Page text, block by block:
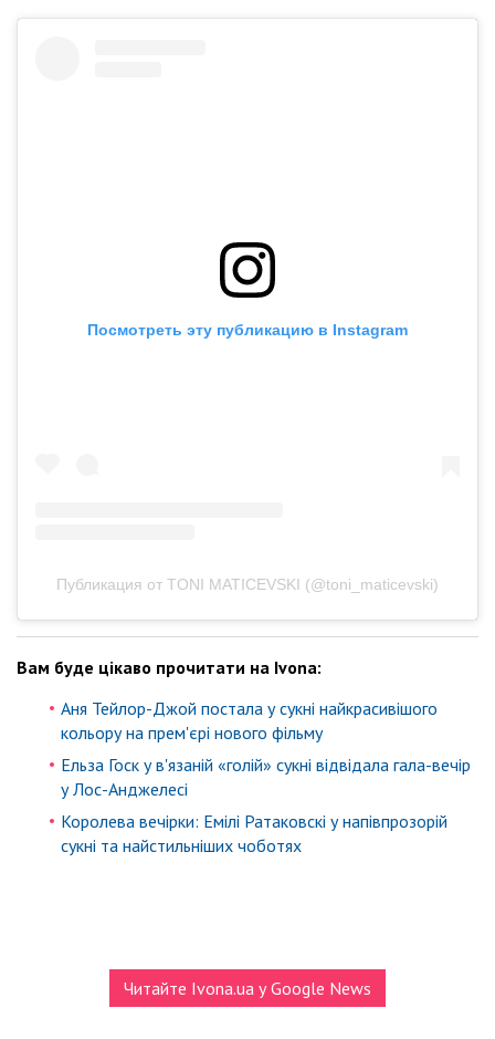
Посмотреть эту публикацию в Instagram
Публикация от TONI MATICEVSKI (@toni_maticevski)
Вам буде цікаво прочитати на Ivona:
Аня Тейлор-Джой постала у сукні найкрасивішого
кольору на прем'єрі нового фільму
Ельза Госк у в'язаній «голій» сукні відвідала гала-вечір
у Лос-Анджелесі
Королева вечірки: Емілі Ратаковскі у напівпрозорій
сукні та найстильніших чоботях
Читайте Ivona.ua у Google News